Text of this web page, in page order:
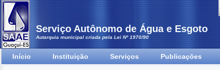
Serviço Autônomo de Água e Esgoto
Autarquia municipal criada pela Lei Nº 1970/90
Início Instituição Serviços Publicações